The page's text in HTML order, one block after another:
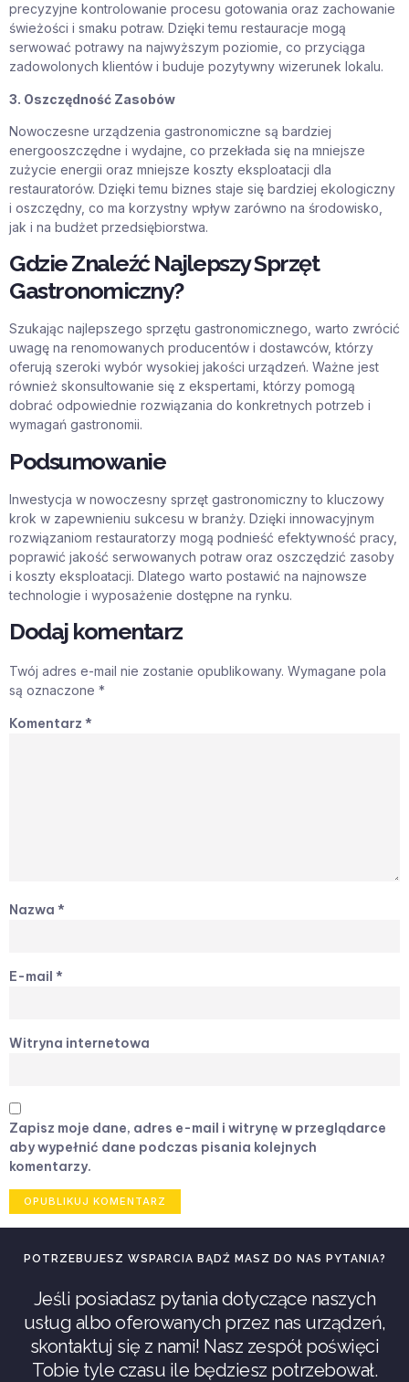
precyzyjne kontrolowanie procesu gotowania oraz zachowanie
świeżości i smaku potraw. Dzięki temu restauracje mogą
serwować potrawy na najwyższym poziomie, co przyciąga
zadowolonych klientów i buduje pozytywny wizerunek lokalu.
3. Oszczędność Zasobów
Nowoczesne urządzenia gastronomiczne są bardziej
energooszczędne i wydajne, co przekłada się na mniejsze
zużycie energii oraz mniejsze koszty eksploatacji dla
restauratorów. Dzięki temu biznes staje się bardziej ekologiczny
i oszczędny, co ma korzystny wpływ zarówno na środowisko,
jak i na budżet przedsiębiorstwa.
Gdzie Znaleźć Najlepszy Sprzęt
Gastronomiczny?
Szukając najlepszego sprzętu gastronomicznego, warto zwrócić
uwagę na renomowanych producentów i dostawców, którzy
oferują szeroki wybór wysokiej jakości urządzeń. Ważne jest
również skonsultowanie się z ekspertami, którzy pomogą
dobrać odpowiednie rozwiązania do konkretnych potrzeb i
wymagań gastronomii.
Podsumowanie
Inwestycja w nowoczesny sprzęt gastronomiczny to kluczowy
krok w zapewnieniu sukcesu w branży. Dzięki innowacyjnym
rozwiązaniom restauratorzy mogą podnieść efektywność pracy,
poprawić jakość serwowanych potraw oraz oszczędzić zasoby
i koszty eksploatacji. Dlatego warto postawić na najnowsze
technologie i wyposażenie dostępne na rynku.
Dodaj komentarz
Twój adres e-mail nie zostanie opublikowany. Wymagane pola
są oznaczone *
Komentarz *
Nazwa *
E-mail *
Witryna internetowa
Zapisz moje dane, adres e-mail i witrynę w przeglądarce
aby wypełnić dane podczas pisania kolejnych
komentarzy.
POTRZEBUJESZ WSPARCIA BĄDŹ MASZ DO NAS PYTANIA?
Jeśli posiadasz pytania dotyczące naszych
usług albo oferowanych przez nas urządzeń,
skontaktuj się z nami! Nasz zespół poświęci
Tobie tyle czasu ile będziesz potrzebował.